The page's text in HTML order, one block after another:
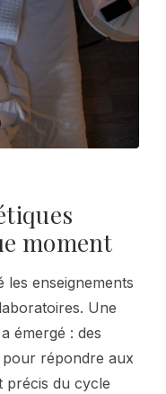
moment
les enseignements
Une
émergé : des
répondre aux
précis du cycle